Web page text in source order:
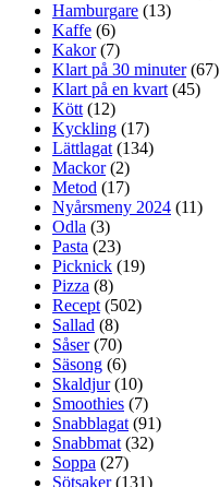
Hamburgare (13)
Kaffe (6)
Kakor(7)
Klart på 30 minuter(67)
Klart på en kvart (45)
Kött (12)
Kyckling (17)
Lättlagat (134)
Mackor(2)
Metod (17)
Nyårsmeny 2024 (11)
Odla (3)
Pasta (23)
Picknick (19)
Pizza (8)
Recept (502)
Sallad (8)
Såser(70)
Säsong (6)
Skaldjur(10)
Smoothies (7)
Snabblagat (91)
Snabbmat (32)
Soppa (27)
Sötsaker(131)